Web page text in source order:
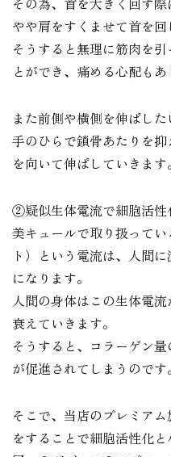
やや肩をすくませて首を回
そうすると無理に筋肉を
とができ、痛める心配もあ
また前側や横側を伸ばした
手のひらで鎖骨あたりを
を向いて伸ばしていきます。
②疑似生体電流で細胞活性
美キュールで取り扱って
ト）という電流は、人間
になります。
人間の身体はこの生体電
衰えていきます。
そうすると、コラーゲン
が促進されてしまうのです。
そこで、当店のプレミア
をすることで細胞活性化